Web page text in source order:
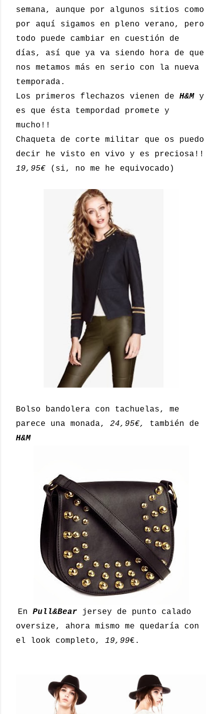
semana, aunque por algunos sitios como
por aquí sigamos en pleno verano, pero
todo puede cambiar en cuestión de
días, así que ya va siendo hora de que
nos metamos más en serio con la nueva
temporada.
Los primeros flechazos vienen de H&M y
es que ésta tempordad promete y
mucho!!
Chaqueta de corte militar que os puedo
decir he visto en vivo y es preciosa!!
19,95€ (si, no me he equivocado)
Bolso bandolera con tachuelas, me
parece una monada, 24,95€,
también de
H&M
En Pull&Bear jersey de punto calado
oversize, ahora mismo me quedaría con
el look completo, 19,99€.